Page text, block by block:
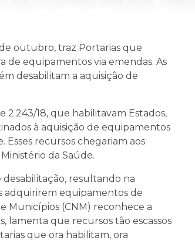
outubro, traz Portarias que
de equipamentos via emendas. As
desabilitam a aquisição de
2.243/18, que habilitavam Estados,
à aquisição de equipamentos
recursos chegariam aos
da Saúde.
resultando na
adquirirem equipamentos de
Municípios (CNM) reconhece a
que recursos tão escassos
que ora habilitam, ora